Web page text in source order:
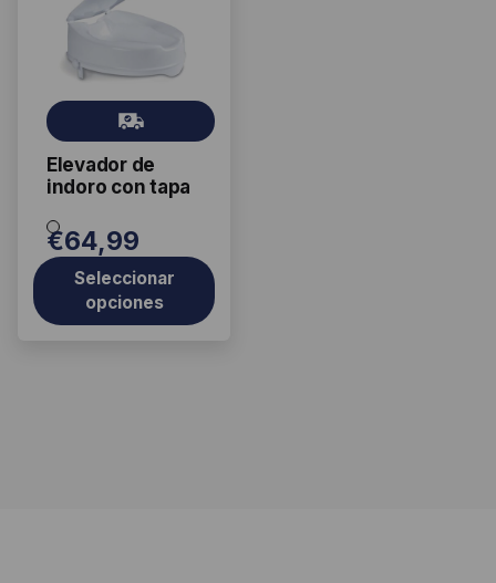
Elevador de
indoro con tapa
Gr
ati
s
€64,99
Seleccionar
opciones
tiene
variantes.
opciones
pueden
en
la
página
de